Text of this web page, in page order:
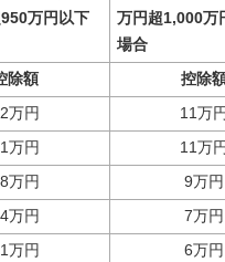
万円以下
万円超1,000万
場合
除額 控除
万円 11万円
万円 11万円
万円 9万円
万円 7万円
万円 6万円